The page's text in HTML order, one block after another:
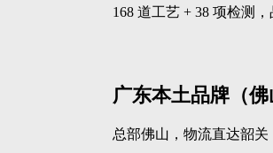
168 道工艺 + 38 项检测
广东本土品牌（
总部佛山，物流直达韶关